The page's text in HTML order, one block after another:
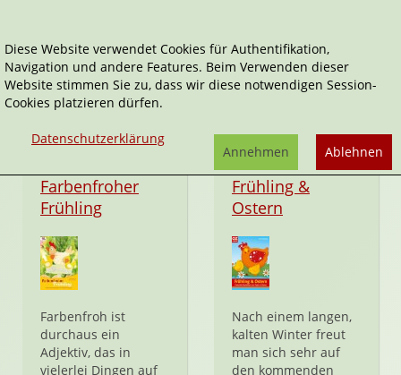
Jahreszeiten
Farbenfroher
Frühling
Farbenfroh ist
durchaus ein
Adjektiv, das in
vielerlei Dingen auf
Hardcover
Frühling &
Ostern
Nach einem langen,
kalten Winter freut
man sich sehr auf
den kommenden
Diese Website verwendet Cookies für Authentifikation,
Navigation und andere Features. Beim Verwenden dieser
Website stimmen Sie zu, dass wir diese notwendigen Session-
Cookies platzieren dürfen.
Datenschutzerklärung
Ablehnen
Annehmen